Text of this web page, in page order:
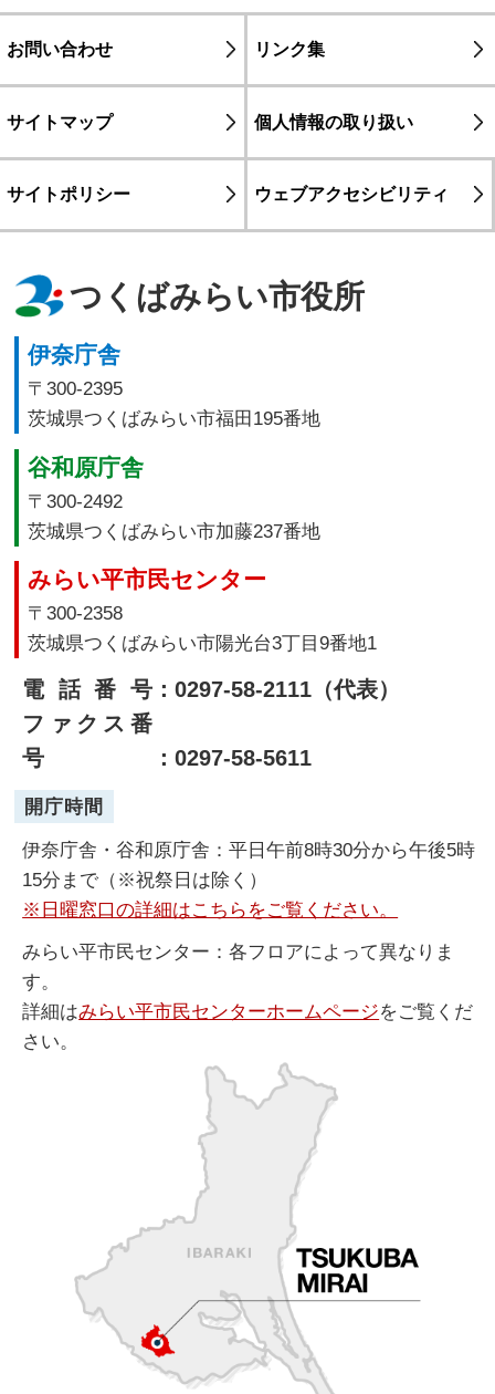
お問い合わせ リンク集
サイトマップ 個人情報の取り扱い
サイトポリシー ウェブアクセシビリティ
つくばみらい市役所
伊奈庁舎
〒300-2395
茨城県つくばみらい市福田195番地
谷和原庁舎
〒300-2492
茨城県つくばみらい市加藤237番地
みらい平市民センター
〒300-2358
茨城県つくばみらい市陽光台3丁目9番地1
電話番号：0297-58-2111（代表）
ファクス番
号
：0297-58-5611
開庁時間
伊奈庁舎・谷和原庁舎：平日午前8時30分から午後5時
15分まで（※祝祭日は除く）
※日曜窓口の詳細はこちらをご覧ください。
みらい平市民センター：各フロアによって異なりま
す。
詳細はみらい平市民センターホームページをご覧くだ
さい。